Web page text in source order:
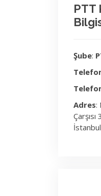
PTT
Şube:
Adres:
İstanbul